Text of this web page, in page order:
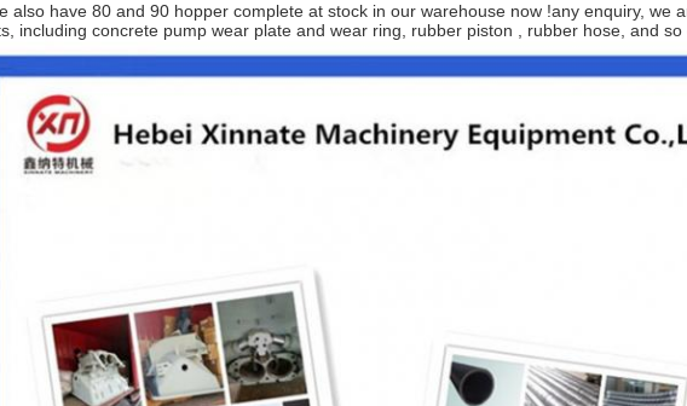
e also have 80 and 90 hopper complete at stock in our warehouse now !any enquiry, we
including concrete pump wear plate and wear ring, rubber piston , rubber hose, and so